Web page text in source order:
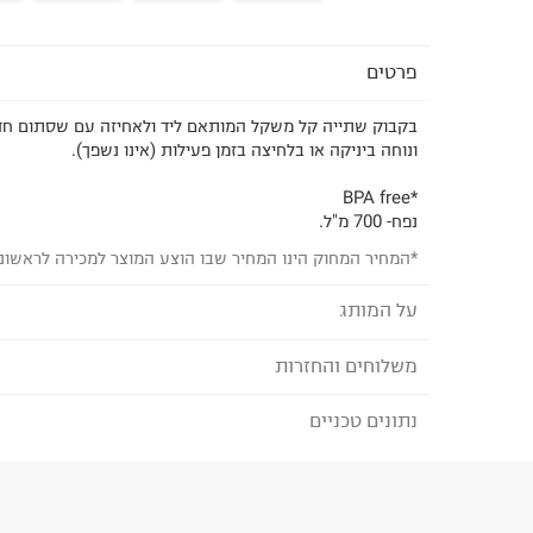
פרטים
בקבוק שתייה קל משקל המותאם ליד ולאחיזה עם שסתום חד
ונוחה ביניקה או בלחיצה בזמן פעילות (אינו נשפך).
*BPA free
נפח- 700 מ"ל.
*המחיר המחוק הינו המחיר שבו הוצע המוצר למכירה
על המותג
נייק - NIKE
המציע נעליים ובגדים לפעילות ספורטיבית ואופנת סטריט
משלוחים והחזרות
לבחירת בשיטת המשלוח המתאימה לכם,
נתונים טכניים